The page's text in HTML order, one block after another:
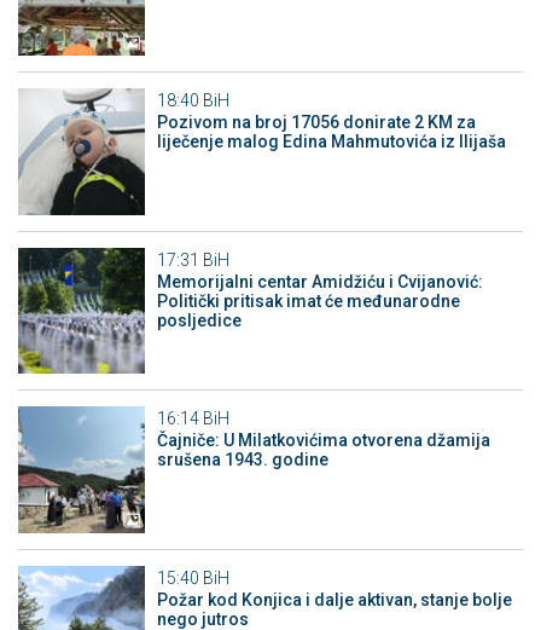
18:40 BiH
Pozivom na broj 17056 donirate 2 KM za
liječenje malog Edina Mahmutovića iz Ilijaša
17:31 BiH
Memorijalni centar Amidžiću i Cvijanović:
Politički pritisak imat će međunarodne
posljedice
16:14 BiH
Čajniče: U Milatkovićima otvorena džamija
srušena 1943. godine
15:40 BiH
Požar kod Konjica i dalje aktivan, stanje bolje
nego jutros